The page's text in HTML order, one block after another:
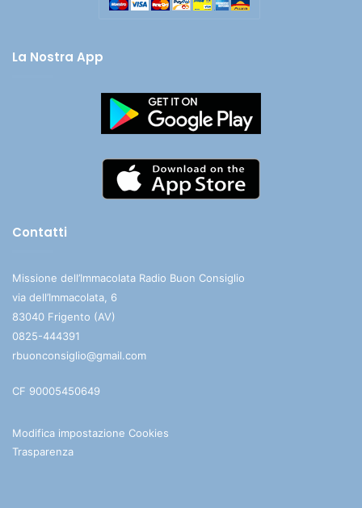
La Nostra App
Contatti
Missione dell’Immacolata Radio Buon Consiglio
via dell’Immacolata, 6
83040 Frigento (AV)
0825-444391
rbuonconsiglio@gmail.com
CF 90005450649
Modifica impostazione Cookies
Trasparenza